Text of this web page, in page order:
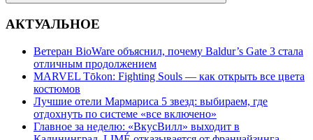
Поиск
АКТУАЛЬНОЕ
Ветеран BioWare объяснил, почему Baldur’s Gate 3 стала
отличным продолжением
MARVEL Tōkon: Fighting Souls — как открыть все цвета
костюмов
Лучшие отели Мармариса 5 звезд: выбираем, где
отдохнуть по системе «все включено»
Главное за неделю: «ВкусВилл» выходит в